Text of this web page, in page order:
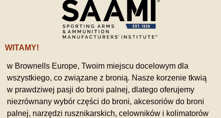
WITAMY!
w Brownells Europe, Twoim miejscu docelowym dla
wszystkiego, co związane z bronią. Nasze korzenie tkwią
w prawdziwej pasji do broni palnej, dlatego oferujemy
niezrównany wybór części do broni, akcesoriów do broni
palnej, narzędzi rusznikarskich, celowników i kolimatorów